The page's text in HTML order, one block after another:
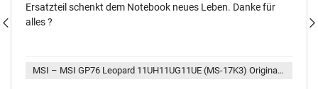
Ersatzteil schenkt dem Notebook neues Leben. Danke für
alles ?
MSI – MSI GP76 Leopard 11UH11UG11UE (MS-17K3) Original Akku 65Wh